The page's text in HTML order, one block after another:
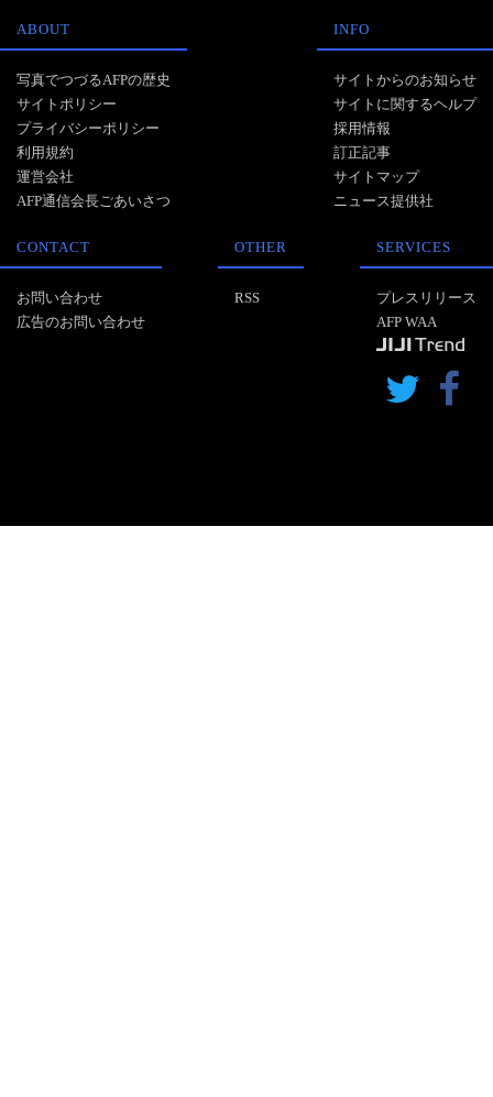
ABOUT
写真でつづるAFPの歴史
サイトポリシー
プライバシーポリシー
利用規約
運営会社
AFP通信会長ごあいさつ
INFO
サイトからのお知らせ
サイトに関するヘルプ
採用情報
訂正記事
サイトマップ
ニュース提供社
CONTACT
お問い合わせ
広告のお問い合わせ
OTHER
RSS
SERVICES
プレスリリース
AFP WAA